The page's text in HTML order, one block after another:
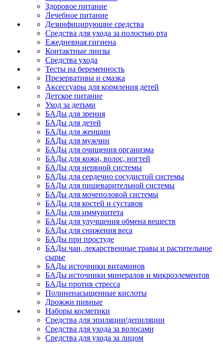
Здоровое питание
Лечебное питание
Дезинфицирующие средства
Средства для ухода за полостью рта
Ежедневная гигиена
Контактные линзы
Средства ухода
Тесты на беременность
Презервативы и смазка
Аксессуары для кормления детей
Детское питание
Уход за детьми
БАДы для зрения
БАДы для детей
БАДы для женщин
БАДы для мужчин
БАДы для очищения организма
БАДы для кожи, волос, ногтей
БАДы для нервной системы
БАДы для сердечно сосудистой системы
БАДы для пищеварительной системы
БАДы для мочеполовой системы
БАДы для костей и суставов
БАДы для иммунитета
БАДы для улучшения обмена веществ
БАДы для снижения веса
БАДы при простуде
БАДы чаи, лекарственные травы и растительное
сырье
БАДы источники витаминов
БАДы источники минералов и микроэлементов
БАДы против стресса
Полиненасыщенные кислоты
Дрожжи пивные
Наборы косметики
Средства для эпиляции/депиляции
Средства для ухода за волосами
Средства для ухода за лицом